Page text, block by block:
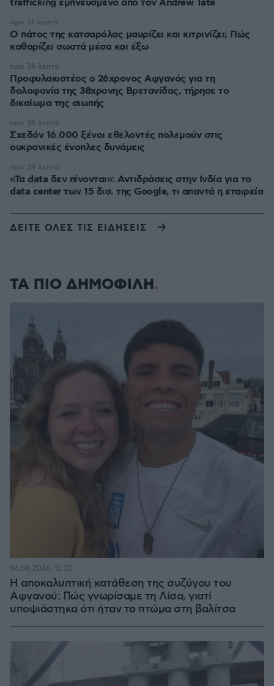
trafficking εμπνευσμένο από τον Andrew Tate
Ο πάτος της κατσαρόλας μαυρίζει και κιτρινίζει; Πώς
καθαρίζει σωστά μέσα και έξω
πριν 31 λεπτά
Προφυλακιστέος ο 26χρονος Αφγανός για τη
δολοφονία της 38χρονης Βρετανίδας, τήρησε το
δικαίωμα της σιωπής
πριν 36 λεπτά
Σχεδόν 16.000 ξένοι εθελοντές πολεμούν στις
ουκρανικές ένοπλες δυνάμεις
πριν 36 λεπτά
«Τα data δεν πίνονται»: Αντιδράσεις στην Ινδία για το
data center των 15 δισ. της Google, τι απαντά η εταιρεία
πριν 39 λεπτά
ΔΕΙΤΕ ΟΛΕΣ ΤΙΣ ΕΙΔΗΣΕΙΣ
ΤΑ ΠΙΟ ΔΗΜΟΦΙΛΗ
Η αποκαλυπτική κατάθεση της συζύγου του
Αφγανού: Πώς γνωρίσαμε τη Λίσα, γιατί
υποψιάστηκα ότι ήταν το πτώμα στη βαλίτσα
06.08.2026, 12:32